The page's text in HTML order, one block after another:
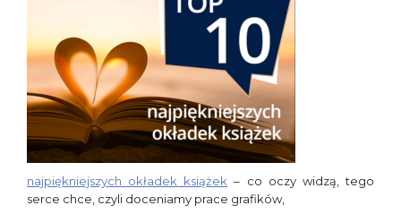
najpiękniejszych okładek książek – co oczy widzą, tego
serce chce, czyli doceniamy prace grafików,